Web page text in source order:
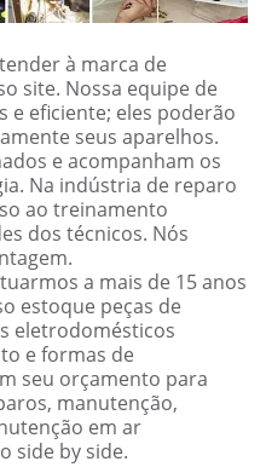
à marca de
site. Nossa equipe de
e eficiente; eles poderão
seus aparelhos.
e acompanham os
Na indústria de reparo
ao treinamento
dos técnicos. Nós
a mais de 15 anos
estoque peças de
eletrodomésticos
e formas de
seu orçamento para
manutenção,
em ar
side by side.